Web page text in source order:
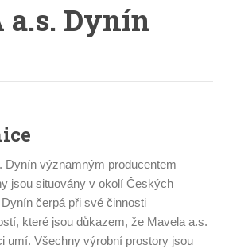
a.s. Dynín
Dynín významným producentem
jsou situovány v okolí Českých
čerpá při své činnosti
které jsou důkazem, že Mavela a.s.
umí. Všechny výrobní prostory jsou